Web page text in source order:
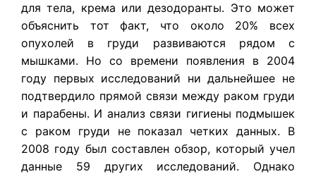
для тела, крема или дезодоранты. Это может
объяснить тот факт, что около 20% всех
опухолей в груди развиваются рядом с
мышками. Но со времени появления в 2004
году первых исследований ни дальнейшее не
подтвердило прямой связи между раком груди
и парабены. И анализ связи гигиены подмышек
с раком груди не показал четких данных. В
2008 году был составлен обзор, который учел
данные 59 других исследований. Однако